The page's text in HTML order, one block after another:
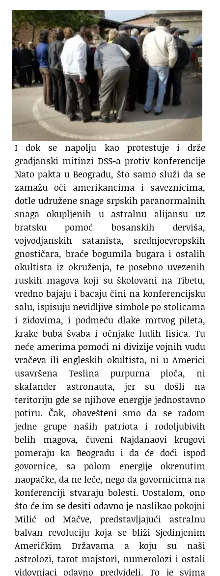
I dok se napolju kao protestuje i drže
gradjanski mitinzi DSS-a protiv konferencije
Nato pakta u Beogradu, što samo služi da se
zamažu oči amerikancima i saveznicima,
dotle udružene snage srpskih paranormalnih
snaga okupljenih u astralnu alijansu uz
bratsku pomoć bosanskih derviša,
vojvodjanskih satanista, srednjoevropskih
gnostičara, braće bogumila bugara i ostalih
okultista iz okruženja, te posebno uvezenih
ruskih magova koji su školovani na Tibetu,
vredno bajaju i bacaju čini na konferencijsku
salu, ispisuju nevidljive simbole po stolicama
i zidovima, i podmeću dlake mrtvog pileta,
krake buba švaba i očnjake ludih lisica. Tu
neće amerima pomoći ni divizije vojnih vudu
vračeva ili engleskih okultista, ni u Americi
usavršena Teslina purpurna ploča, ni
skafander astronauta, jer su došli na
teritoriju gde se njihove energije jednostavno
potiru. Čak, obavešteni smo da se radom
jedne grupe naših patriota i rodoljubivih
belih magova, čuveni Najdanaovi krugovi
pomeraju ka Beogradu i da će doći ispod
govornice, sa polom energije okrenutim
naopačke, da ne leče, nego da govornicima na
konferenciji stvaraju bolesti. Uostalom, ono
što će im se desiti odavno je naslikao pokojni
Milić od Mačve, predstavljajući astralnu
balvan revoluciju koja se bliži Sjedinjenim
Američkim Državama a koju su naši
astrolozi, tarot majstori, numerolozi i ostali
vidovnjaci odavno predvideli. To je svima